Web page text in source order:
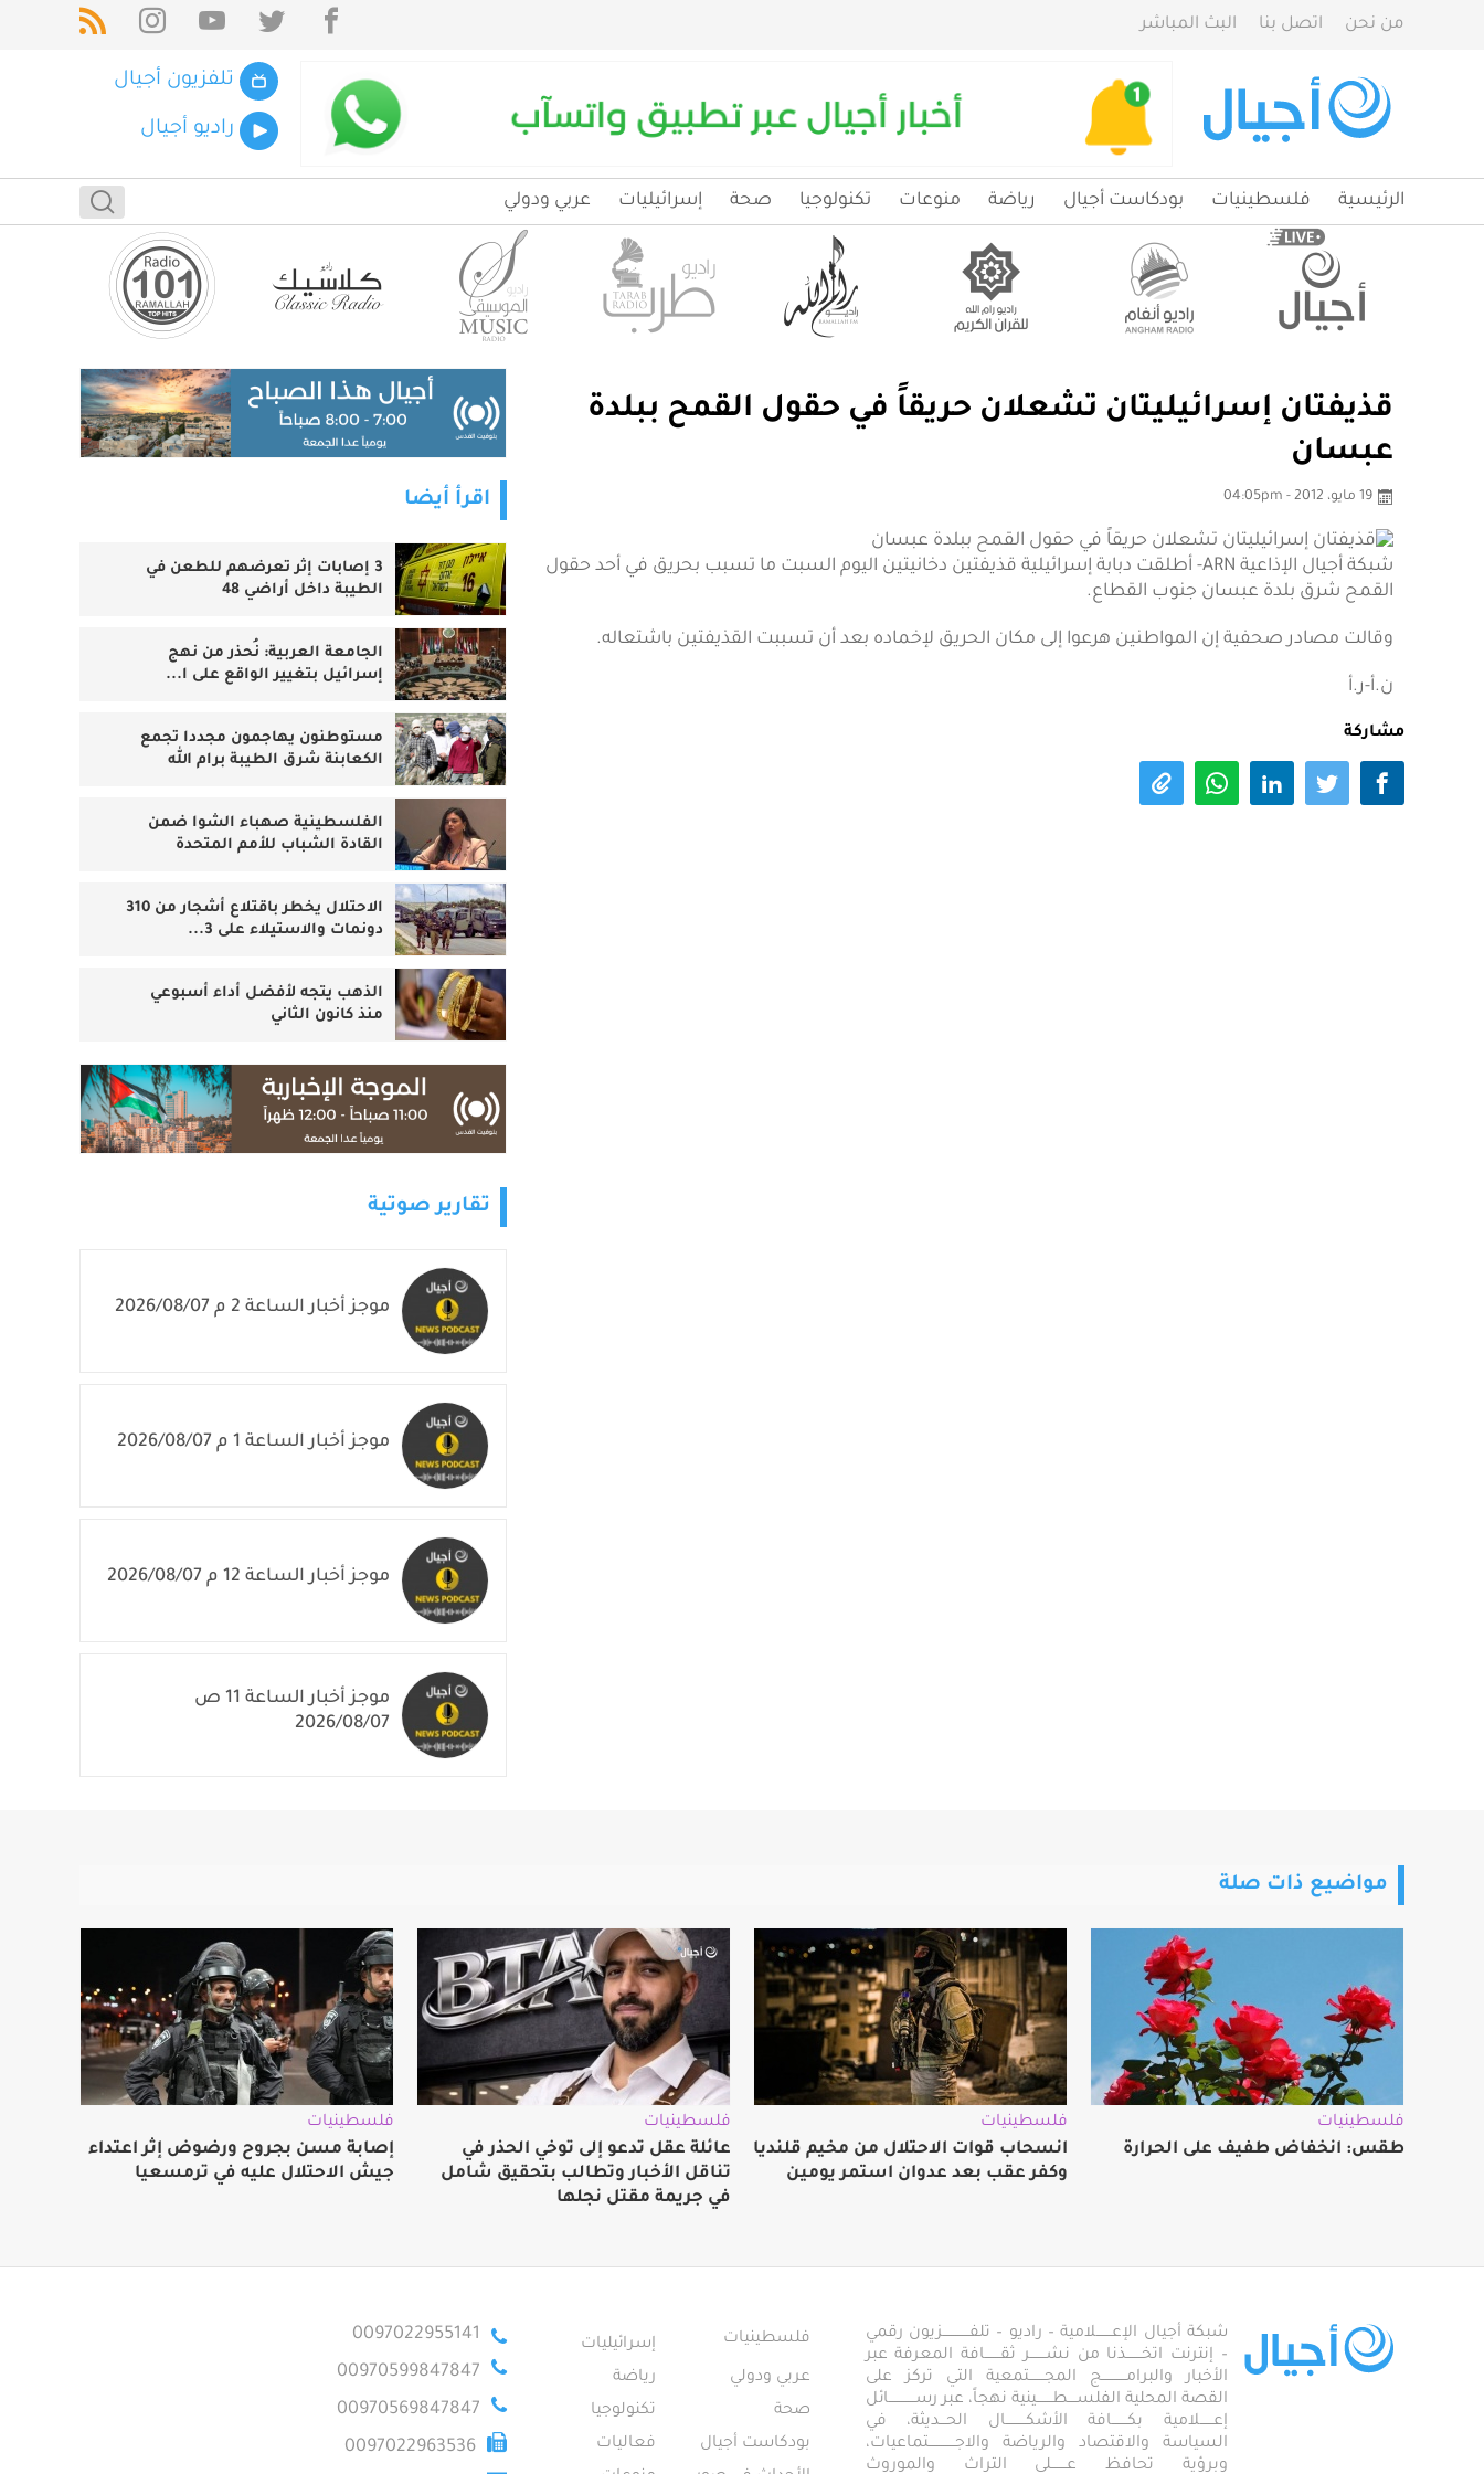
من نحن اتصل بنا البث المباشر
تلفزيون أجيال
راديو أجيال
الرئيسية فلسطينيات بودكاست أجيال رياضة منوعات تكنولوجيا صحة إسرائيليات عربي ودولي
قذيفتان إسرائيليتان تشعلان حريقاً في حقول القمح ببلدة
عبسان
19 مايو، 2012 - 04:05pm
شبكة أجيال الإذاعية ARN- أطلقت دبابة إسرائيلية قذيفتين دخانيتين اليوم السبت ما تسبب بحريق في أحد حقول
القمح شرق بلدة عبسان جنوب القطاع.
وقالت مصادر صحفية إن المواطنين هرعوا إلى مكان الحريق لإخماده بعد أن تسببت القذيفتين باشتعاله.
ن.أ-ر.أ
مشاركة
اقرأ أيضا
3 إصابات إثر تعرضهم للطعن في
الطيبة داخل أراضي 48
الجامعة العربية: نُحذر من نهج
إسرائيل بتغيير الواقع على ا...
مستوطنون يهاجمون مجددا تجمع
الكعابنة شرق الطيبة برام الله
الفلسطينية صهباء الشوا ضمن
القادة الشباب للأمم المتحدة
الاحتلال يخطر باقتلاع أشجار من 310
دونمات والاستيلاء على 3...
الذهب يتجه لأفضل أداء أسبوعي
منذ كانون الثاني
تقارير صوتية
موجز أخبار الساعة 2 م 2026/08/07
موجز أخبار الساعة 1 م 2026/08/07
موجز أخبار الساعة 12 م 2026/08/07
موجز أخبار الساعة 11 ص
2026/08/07
مواضيع ذات صلة
فلسطينيات
طقس: انخفاض طفيف على الحرارة
فلسطينيات
انسحاب قوات الاحتلال من مخيم قلنديا
وكفر عقب بعد عدوان استمر يومين
فلسطينيات
عائلة عقل تدعو إلى توخي الحذر في
تناقل الأخبار وتطالب بتحقيق شامل
في جريمة مقتل نجلها
فلسطينيات
إصابة مسن بجروح ورضوض إثر اعتداء
جيش الاحتلال عليه في ترمسعيا
شبكة أجيال الإعـــــــلامية – راديو – تلفــــــــــــزيون رقمي
– إنترنت اتخـــــــذنا من نشـــــــر ثقـــــــافة المعرفة عبر
الأخبار والبرامـــــــــــج المجـــــــتمعية التي تركز على
القصة المحلية الفلســــطـــــــينية نهجاً، عبر رســــــــــــائل
إعــــــلامية بكـــــــافة الأشكـــــــــال الحـــديثة، في
السياسة والاقتصاد والرياضة والاجــــــــــــتماعيات،
وبرؤية تحافظ عـــــــلى التراث والموروث
فلسطينيات
إسرائيليات
عربي ودولي
رياضة
صحة
تكنولوجيا
بودكاست أجيال
فعاليات
0097022955141
00970599847847
00970569847847
0097022963536